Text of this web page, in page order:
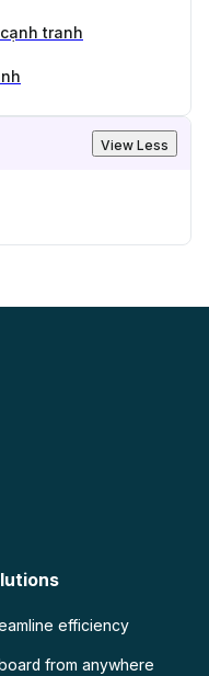
tranh
View Less
efficiency
from anywhere